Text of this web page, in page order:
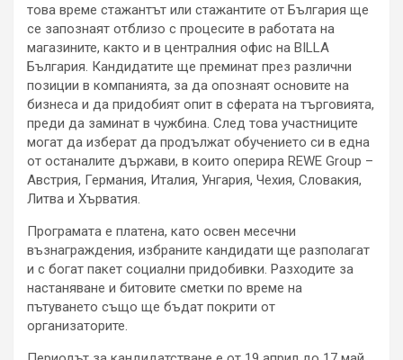
това време стажантът или стажантите от България ще
се запознаят отблизо с процесите в работата на
магазините, както и в централния офис на BILLA
България. Кандидатите ще преминат през различни
позиции в компанията, за да опознаят основите на
бизнеса и да придобият опит в сферата на търговията,
преди да заминат в чужбина. След това участниците
могат да изберат да продължат обучението си в една
от останалите държави, в които оперира REWE Group –
Австрия, Германия, Италия, Унгария, Чехия, Словакия,
Литва и Хърватия.
Програмата е платена, като освен месечни
възнаграждения, избраните кандидати ще разполагат
и с богат пакет социални придобивки. Разходите за
настаняване и битовите сметки по време на
пътуването също ще бъдат покрити от
организаторите.